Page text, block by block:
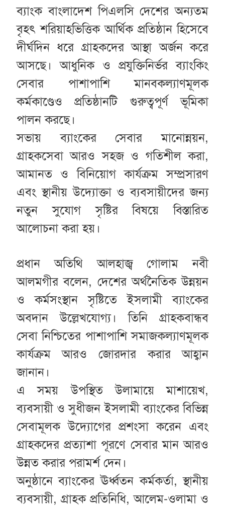
ব্যাংক বাংলাদেশ পিএলসি দেশের অন্যতম
বৃহৎ শরিয়াহভিত্তিক আর্থিক প্রতিষ্ঠান হিসেবে
দীর্ঘদিন ধরে গ্রাহকদের আস্থা অর্জন করে
আসছে। আধুনিক ও প্রযুক্তিনির্ভর ব্যাংকিং
সেবার পাশাপাশি মানবকল্যাণমূলক
কর্মকাণ্ডেও প্রতিষ্ঠানটি গুরুত্বপূর্ণ ভূমিকা
পালন করছে।
সভায় ব্যাংকের সেবার মানোন্নয়ন,
গ্রাহকসেবা আরও সহজ ও গতিশীল করা,
আমানত ও বিনিয়োগ কার্যক্রম সম্প্রসারণ
এবং স্থানীয় উদ্যোক্তা ও ব্যবসায়ীদের জন্য
নতুন সুযোগ সৃষ্টির বিষয়ে বিস্তারিত
আলোচনা করা হয়।
প্রধান অতিথি আলহাজ্ব গোলাম নবী
আলমগীর বলেন, দেশের অর্থনৈতিক উন্নয়ন
ও কর্মসংস্থান সৃষ্টিতে ইসলামী ব্যাংকের
অবদান উল্লেখযোগ্য। তিনি গ্রাহকবান্ধব
সেবা নিশ্চিতের পাশাপাশি সমাজকল্যাণমূলক
কার্যক্রম আরও জোরদার করার আহ্বান
জানান।
এ সময় উপস্থিত উলামায়ে মাশায়েখ,
ব্যবসায়ী ও সুধীজন ইসলামী ব্যাংকের বিভিন্ন
সেবামূলক উদ্যোগের প্রশংসা করেন এবং
গ্রাহকদের প্রত্যাশা পূরণে সেবার মান আরও
উন্নত করার পরামর্শ দেন।
অনুষ্ঠানে ব্যাংকের ঊর্ধ্বতন কর্মকর্তা, স্থানীয়
ব্যবসায়ী, গ্রাহক প্রতিনিধি, আলেম-ওলামা ও